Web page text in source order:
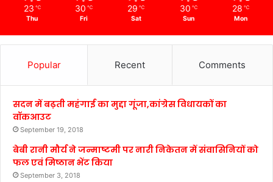
23 ℃
Thu
30 ℃
Fri
29 ℃
Sat
30 ℃
Sun
28 ℃
Mon
Popular Recent Comments
सदन में बढ़ती महंगाई का मुद्दा गूंजा,कांग्रेस विधायकों का
वॉकआउट
September 19, 2018
बेबी रानी मौर्य ने जन्माष्टमी पर नारी निकेतन में संवासिनियों को
फल एवं मिष्ठान भेंट किया
September 3, 2018